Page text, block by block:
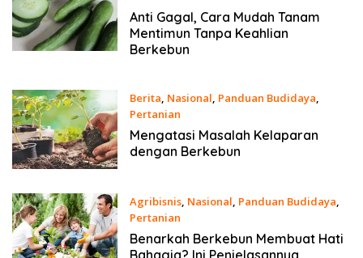
15 April 2024
Anti Gagal, Cara Mudah Tanam
Mentimun Tanpa Keahlian
Berkebun
Berita, Nasional, Panduan Budidaya,
Pertanian
2 November 2023
Mengatasi Masalah Kelaparan
dengan Berkebun
Agribisnis, Nasional, Panduan Budidaya,
Pertanian
19 Februari 2023
Benarkah Berkebun Membuat Hati